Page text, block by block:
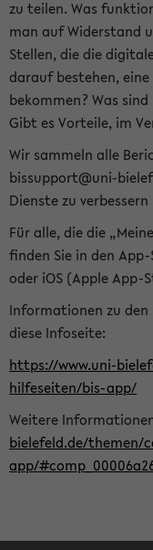
zu teilen. Was
man auf Widerstand
Stellen, die die
darauf bestehen,
bekommen? Was
Gibt es Vorteile, im
Wir sammeln alle
bissupport@uni-
Dienste zu
Für alle, die die
finden Sie in den
oder iOS (Apple App-
Informationen zu
diese Infoseite:
https://www.uni-
hilfeseiten/bis-app/
Weitere
bielefeld.de/themen/
app/